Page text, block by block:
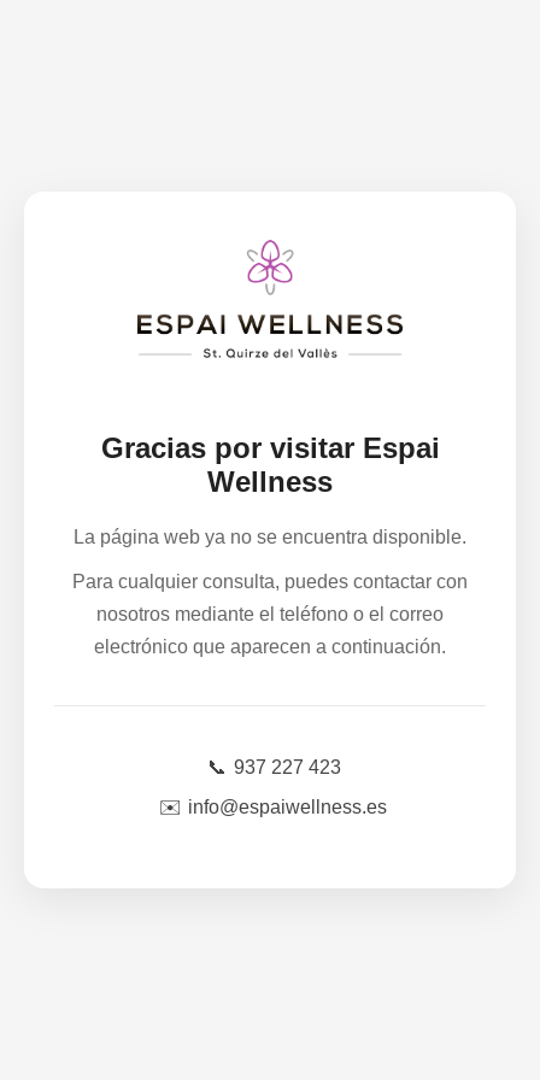
Gracias por visitar Espai
Wellness
La página web ya no se encuentra disponible.
Para cualquier consulta, puedes contactar con
nosotros mediante el teléfono o el correo
electrónico que aparecen a continuación.
📞 937 227 423
✉️ info@espaiwellness.es